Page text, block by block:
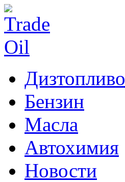
Дизтопливо
Бензин
Масла
Автохимия
Новости